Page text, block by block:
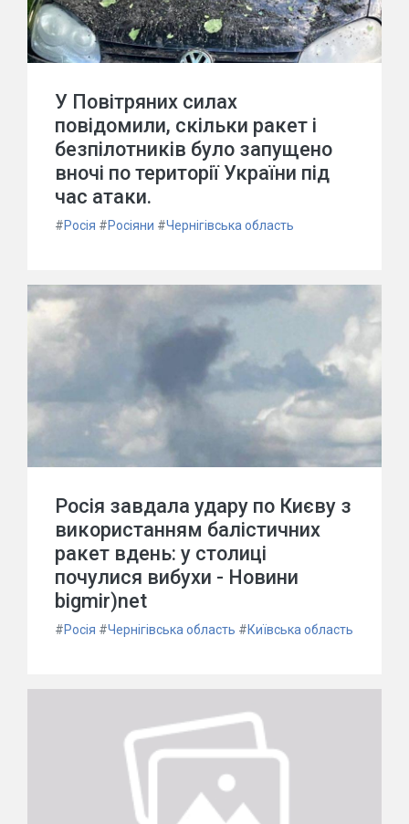
У Повітряних силах
повідомили, скільки ракет і
безпілотників було запущено
вночі по території України під
час атаки.
#Росія #Росіяни #Чернігівська область
Росія завдала удару по Києву з
використанням балістичних
ракет вдень: у столиці
почулися вибухи - Новини
bigmir)net
#Росія #Чернігівська область #Київська область